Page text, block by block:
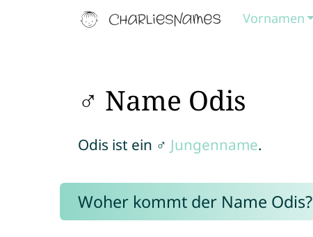
Vornamen
♂ Name Odis
Odis ist ein ♂ Jungenname.
Woher kommt der Name Odis?